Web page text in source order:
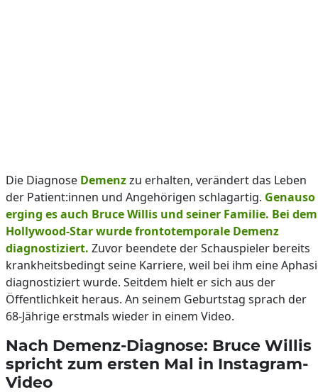
Die Diagnose Demenzzu erhalten, verändert das Leben
der Patient:innen und Angehörigen schlagartig. Genauso
erging es auch Bruce Willis und seiner Familie. Bei dem
Hollywood-Star wurde frontotemporale Demenz
diagnostiziert. Zuvor beendete der Schauspieler bereits
krankheitsbedingt seine Karriere, weil bei ihm eine
diagnostiziert wurde. Seitdem hielt er sich aus der
Öffentlichkeit heraus. An seinem Geburtstag sprach der
68-Jährige erstmals wieder in einem Video.
Nach Demenz-Diagnose: Bruce Willis
spricht zum ersten Mal in Instagram-
Video